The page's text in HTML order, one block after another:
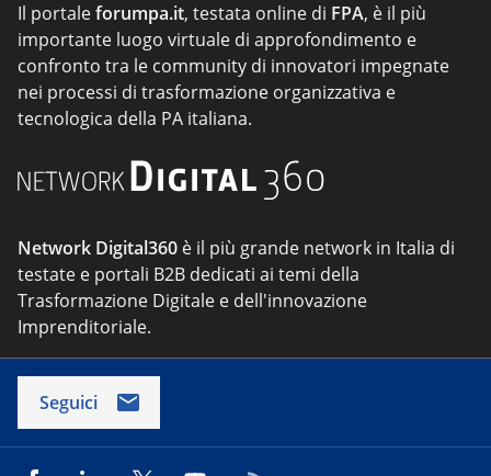
Il portaleforumpa.it, testata online di FPA, è il più
importante luogo virtuale di approfondimento e
confronto tra le community di innovatori impegnate
nei processi di trasformazione organizzativa e
tecnologica della PA italiana.
Network Digital360 è il più grande network in Italia di
testate e portali B2B dedicati ai temi della
Trasformazione Digitale e dell'innovazione
Imprenditoriale.
Seguici